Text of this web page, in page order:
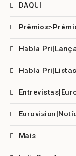
DAQUI
Habla
Habla Pri|Listas
Mais